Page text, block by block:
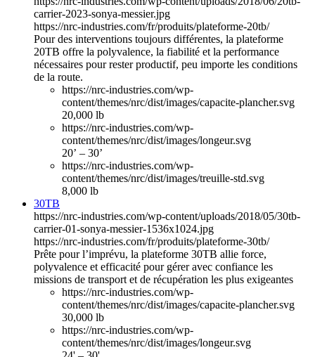
carrier-2023-sonya-messier.jpg
https://nrc-industries.com/fr/produits/plateforme-20tb/
Pour des interventions toujours différentes, la plateforme
20TB offre la polyvalence, la fiabilité et la performance
nécessaires pour rester productif, peu importe les conditions
de la route.
https://nrc-industries.com/wp-
content/themes/nrc/dist/images/capacite-plancher.svg
20,000 lb
https://nrc-industries.com/wp-
content/themes/nrc/dist/images/longeur.svg
20’ – 30’
https://nrc-industries.com/wp-
content/themes/nrc/dist/images/treuille-std.svg
8,000 lb
30TB
https://nrc-industries.com/wp-content/uploads/2018/05/30tb-
carrier-01-sonya-messier-1536x1024.jpg
https://nrc-industries.com/fr/produits/plateforme-30tb/
Prête pour l’imprévu, la plateforme 30TB allie force,
polyvalence et efficacité pour gérer avec confiance les
missions de transport et de récupération les plus exigeantes
https://nrc-industries.com/wp-
content/themes/nrc/dist/images/capacite-plancher.svg
30,000 lb
https://nrc-industries.com/wp-
content/themes/nrc/dist/images/longeur.svg